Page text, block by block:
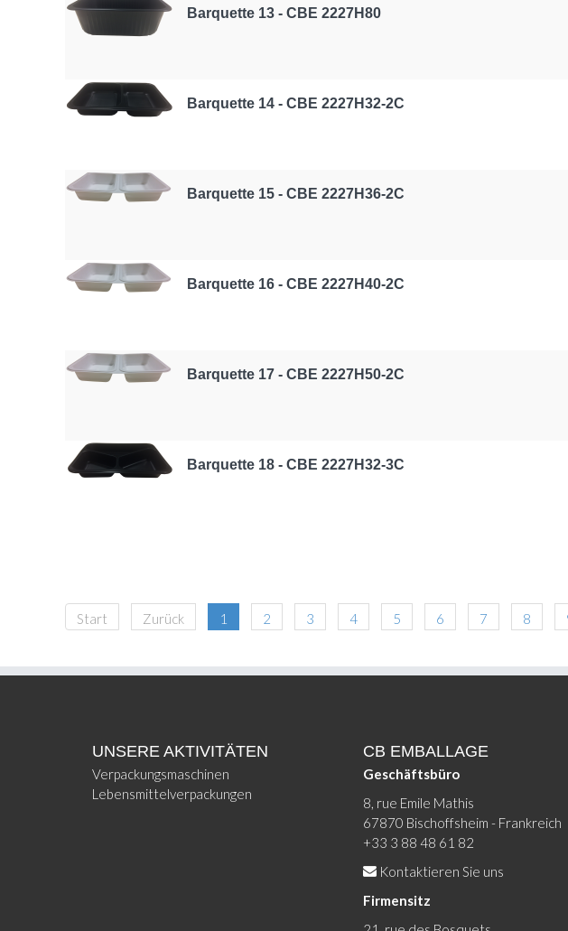
Barquette 13 - CBE 2227H80
Barquette 14 - CBE 2227H32-2C
Barquette 15 - CBE 2227H36-2C
Barquette 16 - CBE 2227H40-2C
Barquette 17 - CBE 2227H50-2C
Barquette 18 - CBE 2227H32-3C
Start Zurück 1 2 3 4 5 6 7 8
UNSERE AKTIVITÄTEN
Verpackungsmaschinen
Lebensmittelverpackungen
CB EMBALLAGE
Geschäftsbüro
8, rue Emile Mathis
67870 Bischoffsheim - Frankreich
+33 3 88 48 61 82
Kontaktieren Sie uns
Firmensitz